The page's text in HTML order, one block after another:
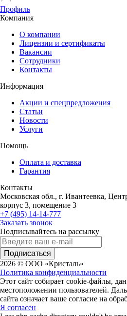
Профиль
Компания
О компании
Лицензии и сертификаты
Вакансии
Сотрудники
Контакты
Информация
Акции и спецпредложения
Статьи
Новости
Услуги
Помощь
Оплата и доставка
Гарантия
Контакты
Московская обл., г. Ивантеевка,
корпус 3, помещение 3
+7 (495) 14-14-777
Заказать звонок
Подписывайтесь на рассылку
Подписаться
2026 © ООО «Кристаль»
Политика конфиденциальности
Этот сайт собирает cookie-файлы,
местоположении пользователей.
сайта означает ваше согласие на
Я согласен